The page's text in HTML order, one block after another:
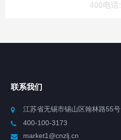
400电话:
制冷加热动态控温系统
联系我们
江苏省无锡市锡山区翰林路55号
400-100-3173
market1@cnzlj.cn